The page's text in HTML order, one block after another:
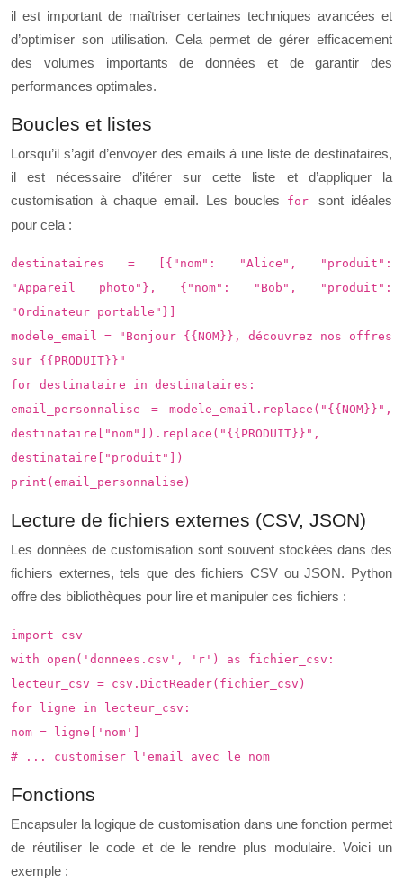
il est important de maîtriser certaines techniques avancées et
d’optimiser son utilisation. Cela permet de gérer efficacement
des volumes importants de données et de garantir des
performances optimales.
Boucles et listes
Lorsqu’il s’agit d’envoyer des emails à une liste de destinataires,
il est nécessaire d’itérer sur cette liste et d’appliquer la
customisation à chaque email. Les boucles
forsont idéales
pour cela :
destinataires = [{"nom": "Alice", "produit":
"Appareil photo"}, {"nom": "Bob", "produit":
"Ordinateur portable"}]
modele_email = "Bonjour {{NOM}}, découvrez nos offres
sur {{PRODUIT}}"
for destinataire in destinataires:
email_personnalise = modele_email.replace("{{NOM}}",
destinataire["nom"]).replace("{{PRODUIT}}",
destinataire["produit"])
print(email_personnalise)
Lecture de fichiers externes (CSV, JSON)
Les données de customisation sont souvent stockées dans des
fichiers externes, tels que des fichiers CSV ou JSON. Python
offre des bibliothèques pour lire et manipuler ces fichiers :
import csv
with open('donnees.csv', 'r') as fichier_csv:
lecteur_csv = csv.DictReader(fichier_csv)
for ligne in lecteur_csv:
nom = ligne['nom']
# ... customiser l'email avec le nom
Fonctions
Encapsuler la logique de customisation dans une fonction permet
de réutiliser le code et de le rendre plus modulaire. Voici un
exemple :